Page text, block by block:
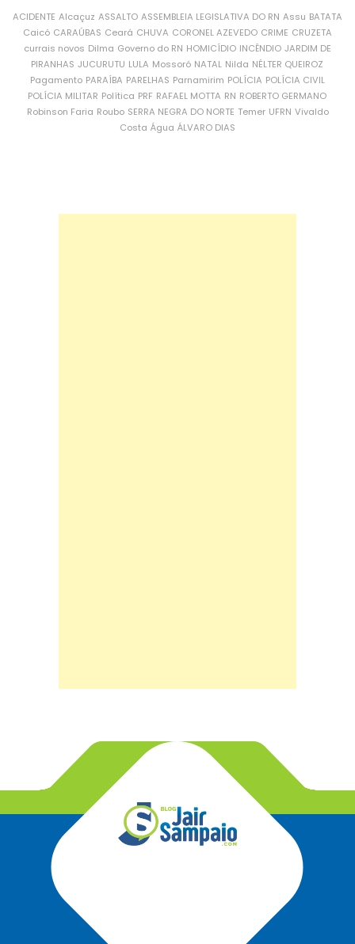
ACIDENTE Alcaçuz ASSALTO ASSEMBLEIA LEGISLATIVA DO RN Assu BATATA
Caicó CARAÚBAS Ceará CHUVA CORONEL AZEVEDO CRIME CRUZETA
currais novos Dilma Governo do RN HOMICÍDIO INCÊNDIO JARDIM DE
PIRANHAS JUCURUTU LULA Mossoró NATAL Nilda NÉLTER QUEIROZ
Pagamento PARAÍBA PARELHAS Parnamirim POLÍCIA POLÍCIA CIVIL
POLÍCIA MILITAR Política PRF RAFAEL MOTTA RN ROBERTO GERMANO
Robinson Faria Roubo SERRA NEGRA DO NORTE Temer UFRN Vivaldo
Costa Água ÁLVARO DIAS